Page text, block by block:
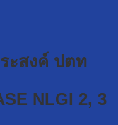
ะสงค์ ปตท
NLGI 2, 3